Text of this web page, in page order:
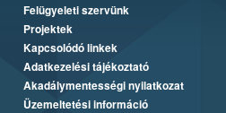
Felügyeleti szervünk
Projektek
Kapcsolódó linkek
Adatkezelési tájékoztató
Akadálymentességi nyilatkozat
Üzemeltetési információ